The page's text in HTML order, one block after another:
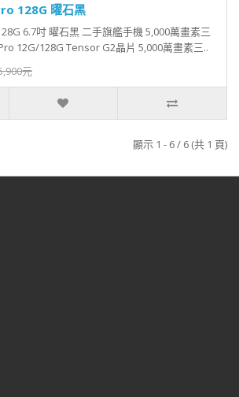
128G 曜石黑
6.7吋 曜石黑 二手旗艦手機 5,000萬畫素三
12G/128G Tensor G2晶片 5,000萬畫素三..
元
顯示 1 - 6 / 6 (共 1 頁)